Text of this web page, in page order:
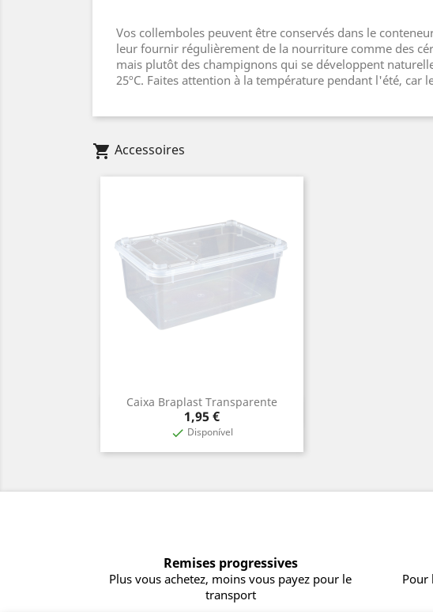
Vos collemboles peuvent être conservés dans le
leur fournir régulièrement de la nourriture comme des
mais plutôt des champignons qui se développent
25ºC. Faites attention à la température pendant l'été, car
shopping_cart Accessoires
Caixa Braplast Transparente
Prix
1,95 €
 Disponível
Aperçu rapide
Remises progressives
Plus vous achetez, moins vous payez pour le
transport
Pour